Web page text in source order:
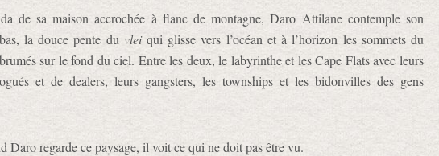
de sa maison accrochée à flanc de montagne, Daro Attilane contemple son
la douce pente du vleiqui glisse vers l’océan et à l’horizon les sommets du
sur le fond du ciel. Entre les deux, le labyrinthe et les Cape Flats avec leurs
et de dealers, leurs gangsters, les townships et les bidonvilles des gens
Daro regarde ce paysage, il voit ce qui ne doit pas être vu.